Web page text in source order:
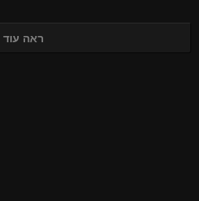
ראה עוד